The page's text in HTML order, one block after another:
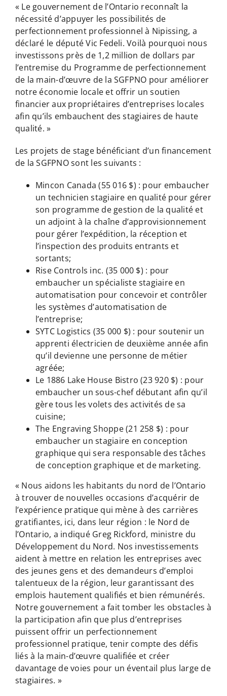
« Le gouvernement de l’Ontario reconnaît la
nécessité d’appuyer les possibilités de
perfectionnement professionnel à Nipissing, a
déclaré le député Vic Fedeli. Voilà pourquoi nous
investissons près de 1,2 million de dollars par
l’entremise du Programme de perfectionnement
de la main-d’œuvre de la SGFPNO pour améliorer
notre économie locale et offrir un soutien
financier aux propriétaires d’entreprises locales
afin qu’ils embauchent des stagiaires de haute
qualité. »
Les projets de stage bénéficiant d’un financement
de la SGFPNO sont les suivants :
Mincon Canada (55 016 $) : pour embaucher
un technicien stagiaire en qualité pour gérer
son programme de gestion de la qualité et
un adjoint à la chaîne d’approvisionnement
pour gérer l’expédition, la réception et
l’inspection des produits entrants et
sortants;
Rise Controls inc. (35 000 $) : pour
embaucher un spécialiste stagiaire en
automatisation pour concevoir et contrôler
les systèmes d’automatisation de
l’entreprise;
SYTC Logistics (35 000 $) : pour soutenir un
apprenti électricien de deuxième année afin
qu’il devienne une personne de métier
agréée;
Le 1886 Lake House Bistro (23 920 $) : pour
embaucher un sous-chef débutant afin qu’il
gère tous les volets des activités de sa
cuisine;
The Engraving Shoppe (21 258 $) : pour
embaucher un stagiaire en conception
graphique qui sera responsable des tâches
de conception graphique et de marketing.
« Nous aidons les habitants du nord de l’Ontario
à trouver de nouvelles occasions d’acquérir de
l’expérience pratique qui mène à des carrières
gratifiantes, ici, dans leur région : le Nord de
l’Ontario, a indiqué Greg Rickford, ministre du
Développement du Nord. Nos investissements
aident à mettre en relation les entreprises avec
des jeunes gens et des demandeurs d’emploi
talentueux de la région, leur garantissant des
emplois hautement qualifiés et bien rémunérés.
Notre gouvernement a fait tomber les obstacles à
la participation afin que plus d’entreprises
puissent offrir un perfectionnement
professionnel pratique, tenir compte des défis
liés à la main-d’œuvre qualifiée et créer
davantage de voies pour un éventail plus large de
stagiaires. »